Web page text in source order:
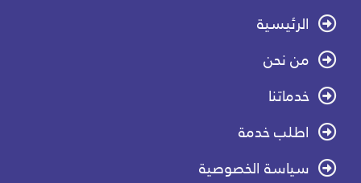
الرئيسية
من نحن
خدماتنا
اطلب خدمة
سياسة الخصوصية